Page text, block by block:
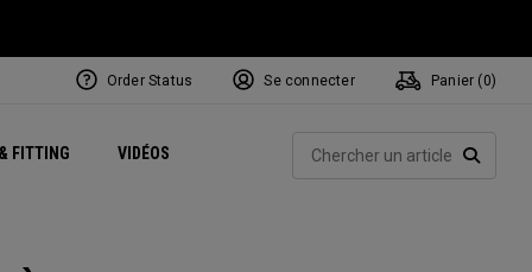
FITTING VIDÉOSExclusive Mavrik Complete Sets
Exclusivités - Balles de Golf
Juillet NEW Headwear
Women's Golf Balls
Exclusivités - Accessoires
Régionaux
Order Status Se connecter Panier ( 0)